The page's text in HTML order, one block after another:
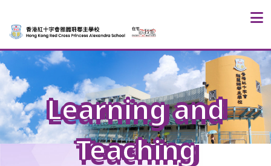
Learning and
Teaching